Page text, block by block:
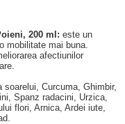
200 ml: este un
mobilitate mai buna.
afectiunilor
soarelui, Curcuma, Ghimbir,
Spanz radacini, Urzica,
flori, Arnica, Ardei iute,